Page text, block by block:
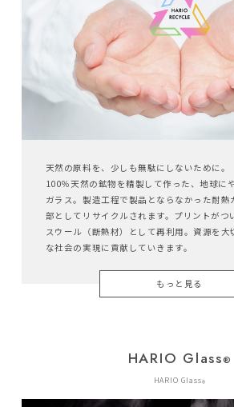
天然の原料を、少しも無駄にしないために。
100％天然の鉱物を精製して作った、地球に
ガラス。製造工程で製品とならなかった耐熱
部としてリサイクルされます。プリントがつ
スウール（断熱材）として再利用。資源を大
な社会の実現に貢献していきます。
もっと見る
HARIO Glass ®︎
HARIO Glass®︎